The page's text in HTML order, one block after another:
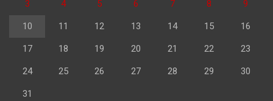
3 4 5 6 7 8 9
10 11 12 13 14 15 16
17 18 19 20 21 22 23
24 25 26 27 28 29 30
31